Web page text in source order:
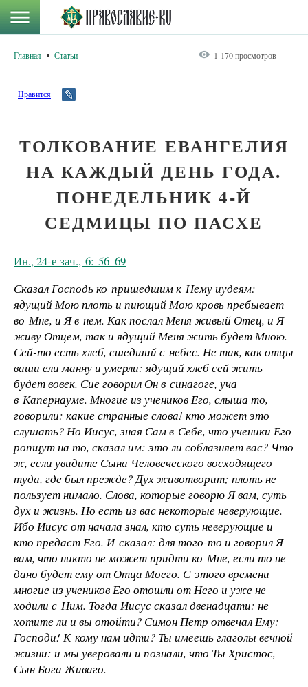
Главная Статьи 1 170 просмотров
Нравится
ТОЛКОВАНИЕ ЕВАНГЕЛИЯ
НА КАЖДЫЙ ДЕНЬ ГОДА.
ПОНЕДЕЛЬНИК 4-Й
СЕДМИЦЫ ПО ПАСХЕ
Ин., 24-е зач., 6: 56–69
Сказал Господь ко пришедшим к Нему иудеям:
ядущий Мою плоть и пиющий Мою кровь пребывает
во Мне, и Я в нем. Как послал Меня живый Отец, и Я
живу Отцем, так и ядущий Меня жить будет Мною.
Сей-то есть хлеб, сшедший с небес. Не так, как отцы
ваши ели манну и умерли: ядущий хлеб сей жить
будет вовек. Сие говорил Он в синагоге, уча
в Капернауме. Многие из учеников Его, слыша то,
говорили: какие странные слова! кто может это
слушать? Но Иисус, зная Сам в Себе, что ученики Его
ропщут на то, сказал им: это ли соблазняет вас? Что
ж, если увидите Сына Человеческого восходящего
туда, где был прежде? Дух животворит; плоть не
пользует нимало. Слова, которые говорю Я вам, суть
дух и жизнь. Но есть из вас некоторые неверующие.
Ибо Иисус от начала знал, кто суть неверующие и
кто предаст Его. И сказал: для того-то и говорил Я
вам, что никто не может придти ко Мне, если то не
дано будет ему от Отца Моего. С этого времени
многие из учеников Его отошли от Него и уже не
ходили с Ним. Тогда Иисус сказал двенадцати: не
хотите ли и вы отойти? Симон Петр отвечал Ему:
Господи! К кому нам идти? Ты имеешь глаголы вечной
жизни: и мы уверовали и познали, что Ты Христос,
Сын Бога Живаго.